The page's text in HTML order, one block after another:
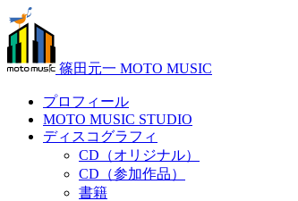
篠田元一 MOTO MUSIC
プロフィール
MOTO MUSIC STUDIO
ディスコグラフィ
CD（オリジナル）
CD（参加作品）
書籍